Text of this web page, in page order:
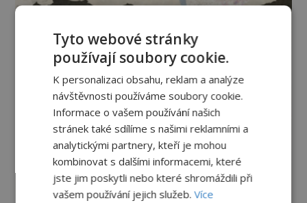
Tyto webové stránky
používají soubory cookie.
K personalizaci obsahu, reklam a analýze
návštěvnosti používáme soubory cookie.
Informace o vašem používání našich
stránek také sdílíme s našimi reklamními a
analytickými partnery, kteří je mohou
kombinovat s dalšími informacemi, které
jste jim poskytli nebo které shromáždili při
vašem používání jejich služeb.Více